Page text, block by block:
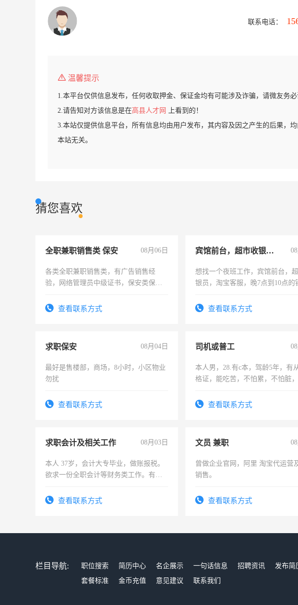
联系电话：
温馨提示
1.本平台仅供信息发布，任何收取押金、保证金均有可能涉及诈骗，请微友务必
2.请告知对方该信息是在高县人才网
上看到的！
3.本站仅提供信息平台，所有信息均由用户发布，其内容及因之产生的后果，
本站无关。
猜您喜欢
全职兼职销售类 保安 08月06日
各类全职兼职销售类，有广告销售经
验，网络管理员中级证书，保安类保安
有高低压电工证和十几年工作经验
查看联系方式
宾馆前台，超市收银员，淘宝客服
想找一个夜班工作，宾馆前台，
银员，淘宝客服，晚7点到10点的
号同微信查看联系方式
求职保安 08月04日
最好是售楼部，商场，8小时，小区物业
勿扰
查看联系方式
司机或普工
本人男，28.有c本，驾龄5年，有
格证，能吃苦，不怕累，不怕脏
查看联系方式
求职会计及相关工作 08月03日
本人 37岁，会计大专毕业，做账报税。
欲求一份全职会计等财务类工作。有会
查看联系方式
文员 兼职
曾做企业官网，阿里 淘宝代运营
销售。
查看联系方式
栏目导航: 职位搜索 简历中心 名企展示 一句话信息 招聘资讯 发布简
套餐标准
金币充值 意见建议 联系我们